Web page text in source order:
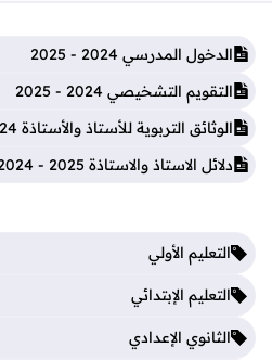
الدخول المدرسي 2024 - 2025
التقويم التشخيصي 2024 - 2025
الوثائق التربوية للأستاذ والأستاذة 2024 - 2025
دلائل الاستاذ والاستاذة 2025 - 2024
التعليم الأولي
التعليم الإبتدائي
الثانوي الإعدادي